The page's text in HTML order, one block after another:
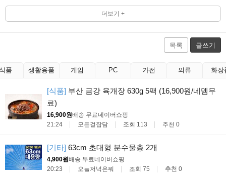
더보기 +
목록 글쓰기
품 생활용품 게임 PC 가전 의류 화장
[식품] 부산 금강 육개장 630g 5팩 (16,900원/네멤무
료)
16,900원배송 무료네이버쇼핑
21:24
모든걸잡담 조회 113 추천 0
[기타] 63cm 초대형 분수물총 2개
4,900원배송 무료네이버쇼핑
20:23
오늘저녁은뭐 조회 75 추천 0